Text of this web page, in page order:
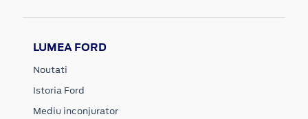
LUMEA FORD
Noutati
Istoria Ford
Mediu inconjurator